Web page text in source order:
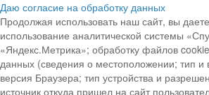
Даю согласие на обработку данных
Продолжая использовать наш сайт, вы
использование аналитической системы
«Яндекс.Метрика»; обработку файлов
данных (сведения о местоположении; тип и
версия Браузера; тип устройства и
источник откуда пришел на сайт